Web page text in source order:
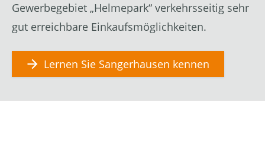
Gewerbegebiet „Helmepark“ verkehrsseitig sehr
gut erreichbare Einkaufsmöglichkeiten.
Lernen Sie Sangerhausen kennen